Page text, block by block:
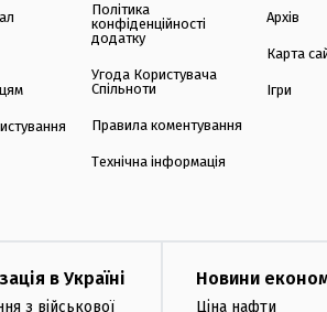
Політика
конфіденційності
додатку
Угода Користувача
Спільноти
Правила коментування
Технічна інформація
Архів
Карта
Ігри
в Україні
з військової
Новини
Ціна нафти